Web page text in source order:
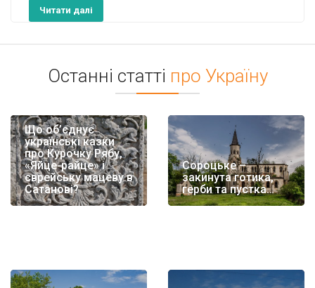
Читати далі
Останні статті про Україну
Що об’єднує
українські казки
про Курочку Рябу,
«Яйце-райце» і
єврейську мацеву в
Сатанові?
Сороцьке –
закинута готика,
герби та пустка…